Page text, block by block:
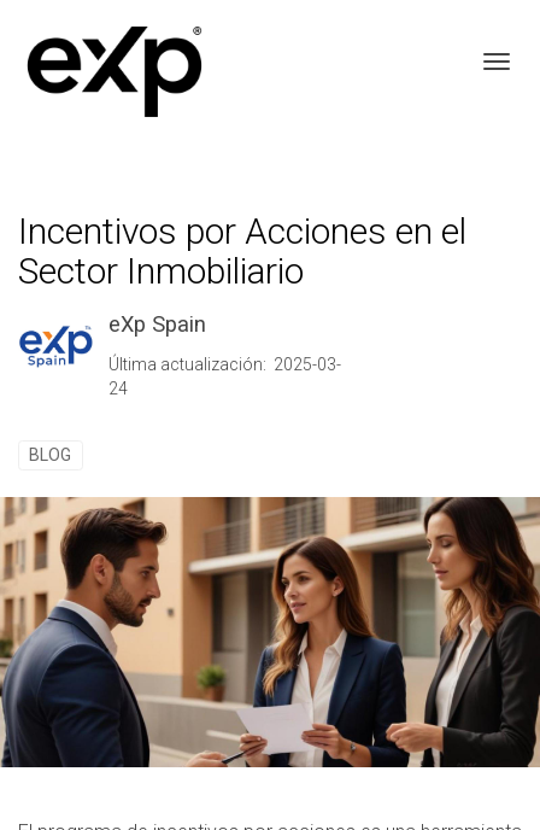
Incentivos por Acciones en el
Sector Inmobiliario
eXp Spain
Última actualización: 2025-03-
24
BLOG